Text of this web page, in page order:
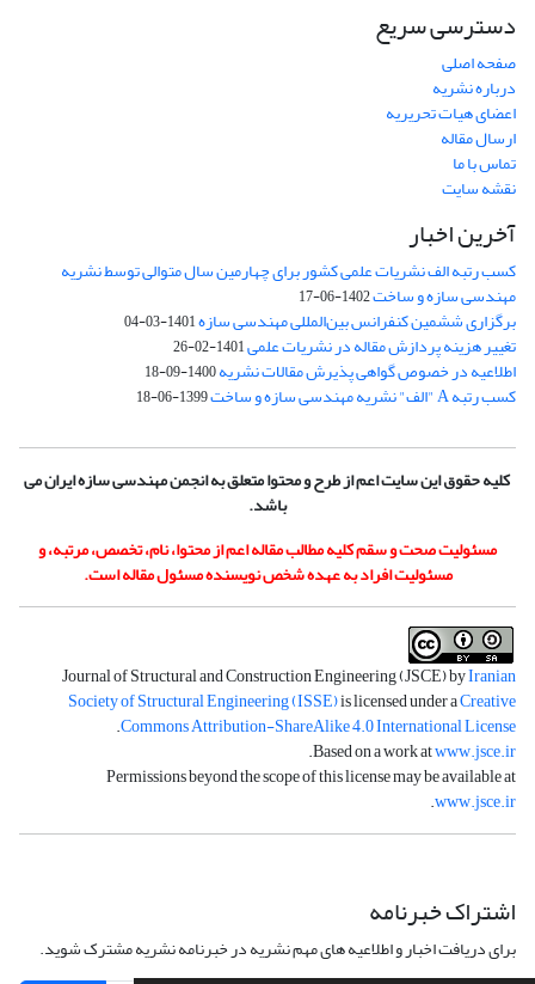
دسترسی سریع
صفحه اصلی
درباره نشریه
اعضای هیات تحریریه
ارسال مقاله
تماس با ما
نقشه سایت
آخرین اخبار
کسب رتبه الف نشریات علمی کشور برای چهارمین سال متوالی توسط نشریه
مهندسی سازه و ساخت1402-06-17
برگزاری ششمین کنفرانس بین‌المللی مهندسی سازه1401-03-04
تغییر هزینه پردازش مقاله در نشریات علمی1401-02-26
اطلاعیه در خصوص گواهی پذیرش مقالات نشریه1400-09-18
کسب رتبه A "الف" نشریه مهندسی سازه و ساخت 1399-06-18
کلیه حقوق این سایت اعم از طرح و محتوا متعلق به انجمن مهندسی سازه ایران می
باشد.
مسئولیت صحت و سقم کلیه مطالب مقاله اعم از محتوا، نام، تخصص، مرتبه، و
مسئولیت افراد به عهده شخص نویسنده مسئول مقاله است.
Journal of Structural and Construction Engineering (JSCE) byIranian
Society of Structural Engineering (ISSE)is licensed under aCreative
Commons Attribution-ShareAlike 4.0 International License
.
Based on a work atwww.jsce.ir
.
Permissions beyond the scope of this license may be available at
www.jsce.ir
.
اشتراک خبرنامه
برای دریافت اخبار و اطلاعیه های مهم نشریه در خبرنامه نشریه مشترک شوید.